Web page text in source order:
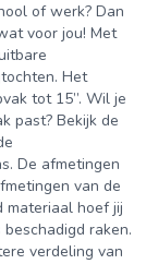
of werk? Dan
voor jou! Met
Het
tot 15”. Wil je
past? Bekijk de
De afmetingen
van de
hoef jij
raken.
verdeling van